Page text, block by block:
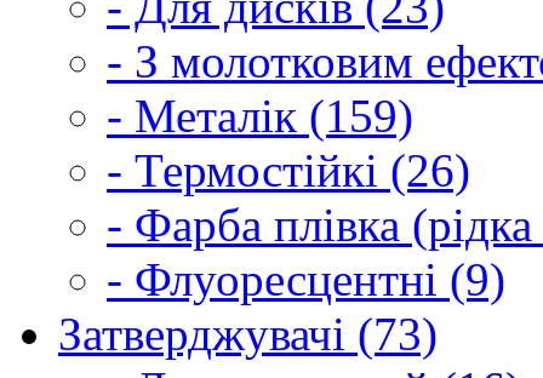
- З молотковим
- Металік (159)
- Термостійкі (26)
- Фарба плівка
- Флуоресцентні (9)
Затверджувачі (73)